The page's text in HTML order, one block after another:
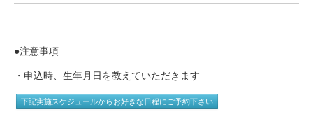
●注意事項
・申込時、生年月日を教えていただきます
下記実施スケジュールからお好きな日程にご予約下さい